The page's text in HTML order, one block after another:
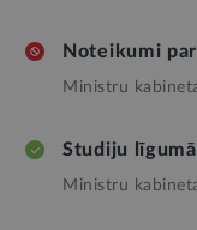
Noteikumi
Ministru
Studiju
Ministru